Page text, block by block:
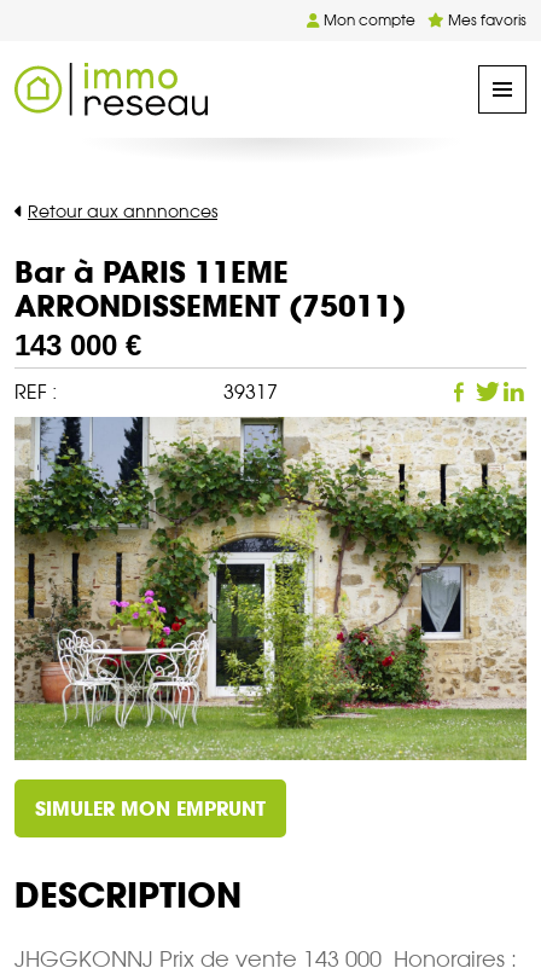
Mon compte Mes favoris
Retour aux annnonces
Bar à PARIS 11EME
ARRONDISSEMENT (75011)
143 000 €
REF : 39317
SIMULER MON EMPRUNT
DESCRIPTION
JHGGKONNJ Prix de vente 143 000  Honoraires :